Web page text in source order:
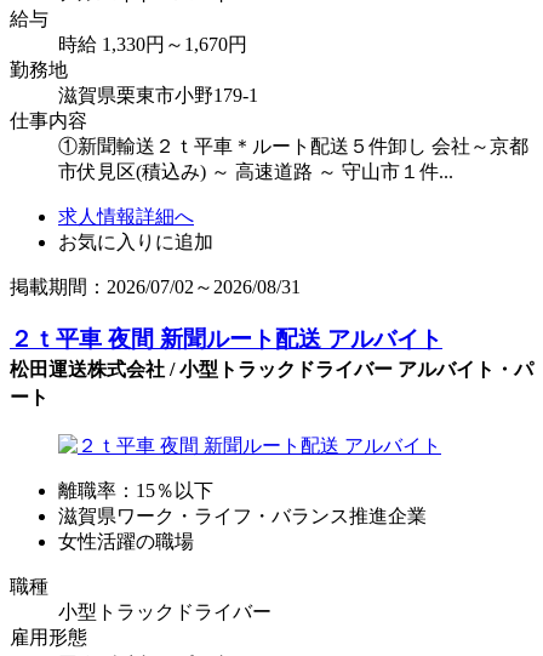
給与
時給 1,330円～1,670円
勤務地
滋賀県栗東市小野179-1
仕事内容
①新聞輸送２ｔ平車＊ルート配送５件卸し 会社～京都
市伏見区(積込み) ～ 高速道路 ～ 守山市１件...
求人情報詳細へ
お気に入りに追加
掲載期間：2026/07/02～2026/08/31
２ｔ平車 夜間 新聞ルート配送 アルバイト
松田運送株式会社 / 小型トラックドライバー アルバイト・パ
ート
離職率：15％以下
滋賀県ワーク・ライフ・バランス推進企業
女性活躍の職場
職種
小型トラックドライバー
雇用形態